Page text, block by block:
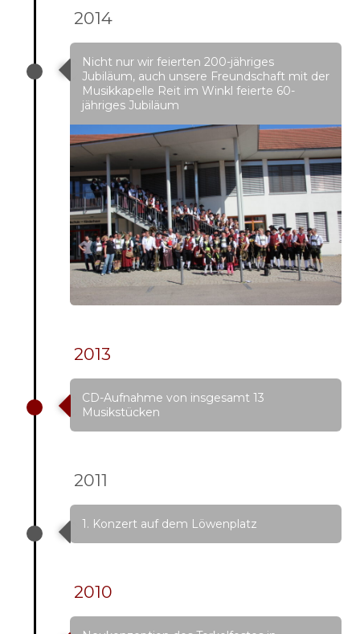
2014
Nicht nur wir feierten 200-jähriges
Jubiläum, auch unsere Freundschaft mit der
Musikkapelle Reit im Winkl feierte 60-
jähriges Jubiläum
2013
CD-Aufnahme von insgesamt 13
Musikstücken
2011
1. Konzert auf dem Löwenplatz
2010